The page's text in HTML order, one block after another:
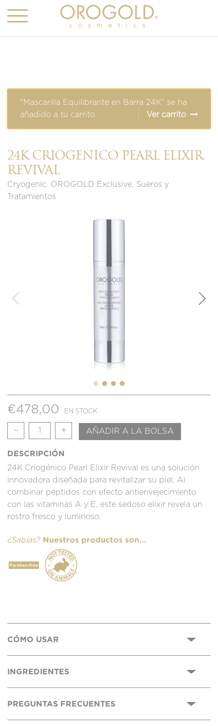
“Mascarilla Equilibrante en Barra 24K” se ha
añadido a tu carrito.
Ver carrito
24K CRIOGÉNICO PEARL ELIXIR
REVIVAL
Cryogenic OROGOLD Exclusive
Sueros y
Tratamientos
€478,00 EN STOCK
Cantidad AÑADIR A LA BOLSA
DESCRIPCIÓN
24K Criogénico Pearl Elixir Revival es una solución
innovadora diseñada para revitalizar su piel. Al
combinar péptidos con efecto antienvejecimiento
con las vitaminas A y E, este sedoso elixir revela un
rostro fresco y luminoso.
¿Sabías? Nuestros productos son...
CÓMO USAR
INGREDIENTES
PREGUNTAS FRECUENTES